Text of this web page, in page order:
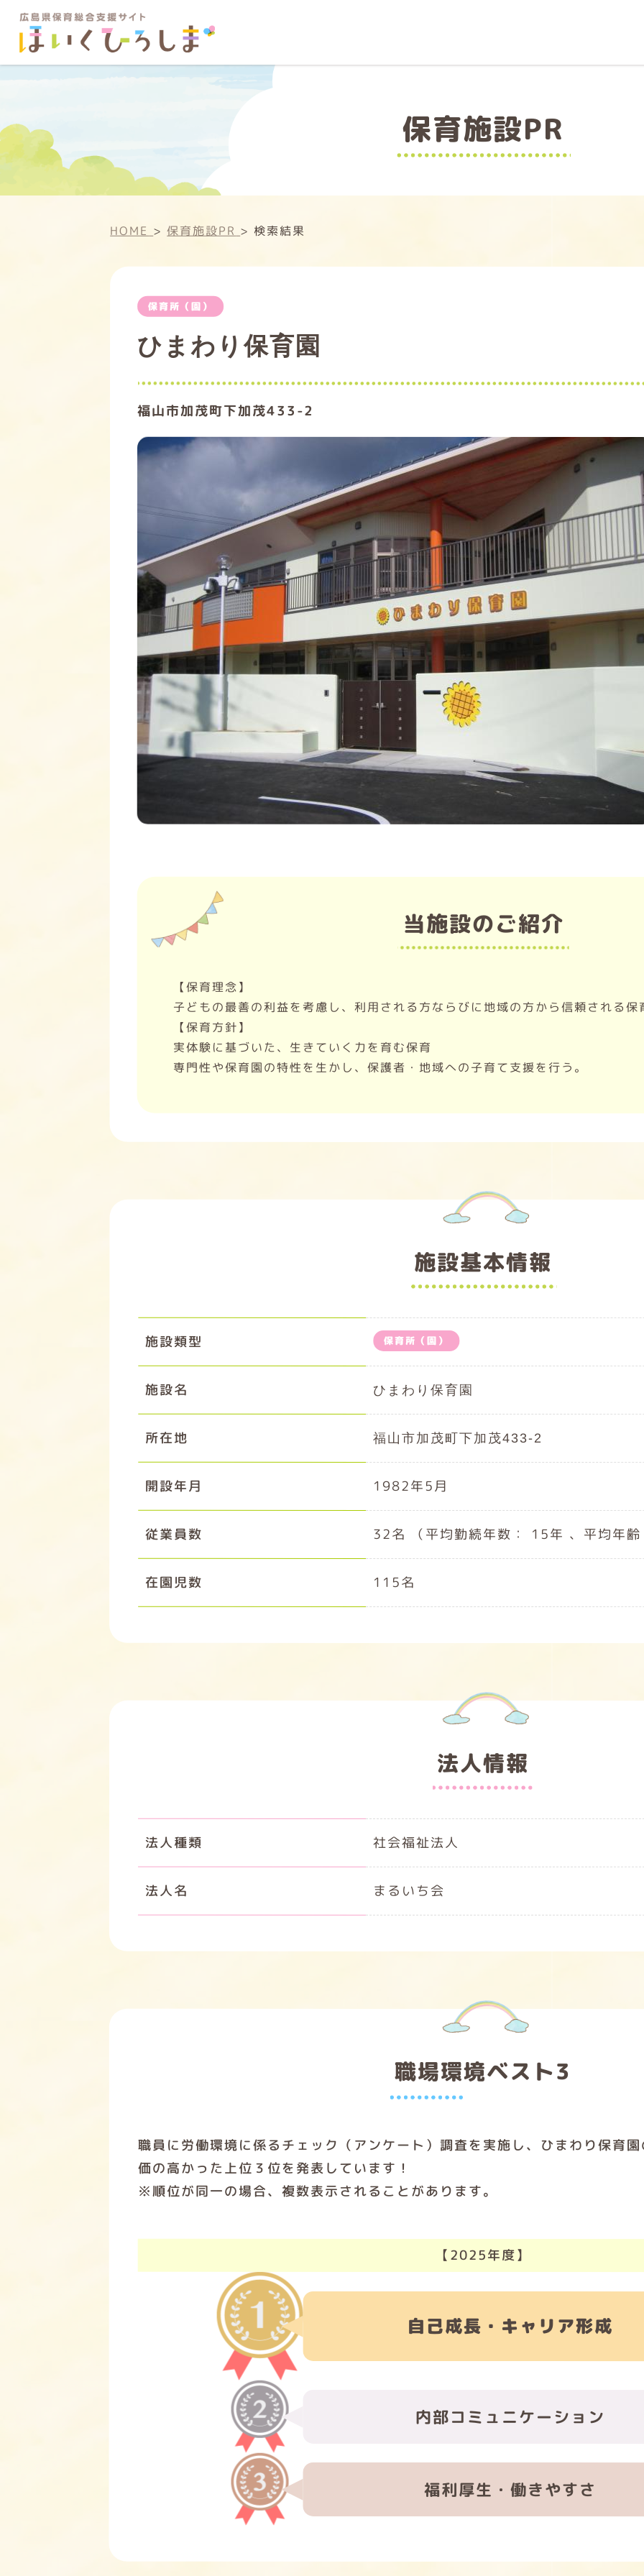
保育施設PR
HOME >保育施設PR > 検索結果
保育所（園）
ひまわり保育園
福山市加茂町下加茂433-2
当施設のご紹介
【保育理念】
子どもの最善の利益を考慮し、利用される方ならびに地域の方から信頼される保
【保育方針】
実体験に基づいた、生きていく力を育む保育
専門性や保育園の特性を生かし、保護者・地域への子育て支援を行う。
施設基本情報
施設類型 保育所（園）
施設名 ひまわり保育園
所在地 福山市加茂町下加茂433-2
開設年月 1982年5月
従業員数 32名 （平均勤続年数： 15年 、平均年
在園児数 115名
法人情報
法人種類 社会福祉法人
法人名 まるいち会
職場環境ベスト3
職員に労働環境に係るチェック（アンケート）調査を実施し、ひまわり保育
価の高かった上位３位を発表しています！
※順位が同一の場合、複数表示されることがあります。
【2025年度】
自己成長・キャリア形成
内部コミュニケーション
福利厚生・働きやすさ